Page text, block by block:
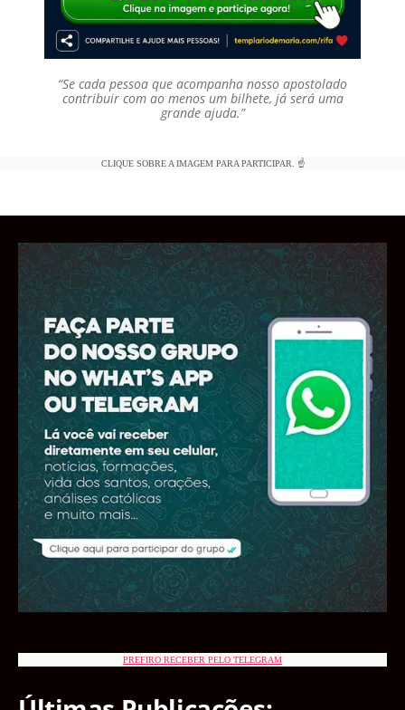
“Se cada pessoa que acompanha nosso apostolado
contribuir com ao menos um bilhete, já será uma
grande ajuda.”
CLIQUE SOBRE A IMAGEM PARA PARTICIPAR. ☝️
PREFIRO RECEBER PELO TELEGRAM